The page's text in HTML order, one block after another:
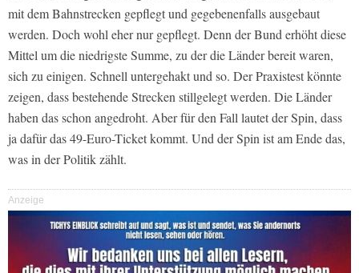
mit dem Bahnstrecken gepflegt und gegebenenfalls ausgebaut
werden. Doch wohl eher nur gepflegt. Denn der Bund erhöht diese
Mittel um die niedrigste Summe, zu der die Länder bereit waren,
sich zu einigen. Schnell untergehakt und so. Der Praxistest könnte
zeigen, dass bestehende Strecken stillgelegt werden. Die Länder
haben das schon angedroht. Aber für den Fall lautet der Spin, dass
ja dafür das 49-Euro-Ticket kommt. Und der Spin ist am Ende das,
was in der Politik zählt.
Anzeige